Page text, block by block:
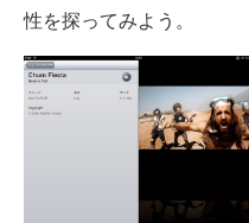
性を探ってみよう。